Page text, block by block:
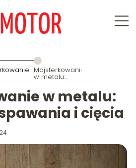
Majsterkowanie
w metalu:
cięciaw metalu:
i cięcia